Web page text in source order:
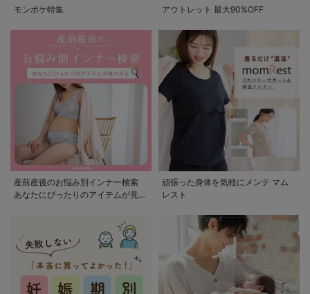
モンポケ特集 アウトレット 最大90%OFF
産前産後のお悩み別インナー検索
あなたにぴったりのアイテムが見つ
頑張った身体を気軽にメンテ マム
レスト